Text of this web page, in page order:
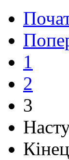
1
2
3